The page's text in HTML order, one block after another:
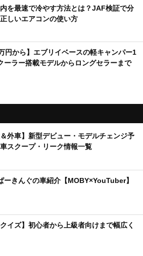
を最速で冷やす方法とは？JAF検証で分
しいエアコンの使い方
円から】エブリイベースの軽キャンパー1
ーラー搭載モデルからロングセラーまで
＆外車】新型デビュー・モデルチェンジ予
スクープ・リーク情報一覧
ーきんぐの車紹介【MOBY×YouTuber】
クイズ】初心者から上級者向けまで幅広く